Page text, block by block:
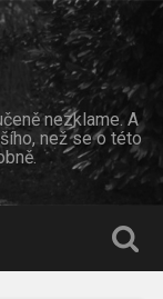
nezklame. A
než se o této